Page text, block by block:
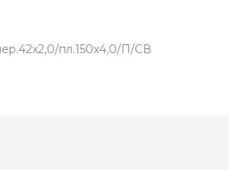
пл.150х4,0/П/СВ